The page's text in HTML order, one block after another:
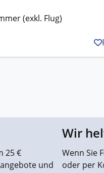
(exkl. Flug)
25 €
und
Wir
Wenn Sie
oder per